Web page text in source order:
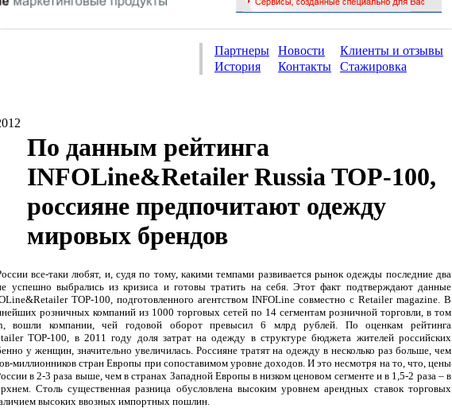
Партнеры Новости
Клиенты и отзывы
История
Контакты Стажировка
По данным рейтинга
INFOLine&Retailer Russia TOP-100,
россияне предпочитают одежду
мировых брендов
все-таки любят, и, судя по тому, какими темпами развивается рынок одежды последние два
успешно выбрались из кризиса и готовы тратить на себя. Этот факт подтверждают данные
TOP-100, подготовленного агентством INFOLine совместно с Retailer magazine. В
розничных компаний из 1000 торговых сетей по 14 сегментам розничной торговли, в том
вошли компании, чей годовой оборот превысил 6 млрд рублей. По оценкам рейтинга
TOP-100, в 2011 году доля затрат на одежду в структуре бюджета жителей российских
у женщин, значительно увеличилась. Россияне тратят на одежду в несколько раз больше, чем
миллионников стран Европы при сопоставимом уровне доходов. И это несмотря на то, что, цены
в 2-3 раза выше, чем в странах Западной Европы в низком ценовом сегменте и в 1,5-2 раза – в
Столь существенная разница обусловлена высоким уровнем арендных ставок торговых
высоких ввозных импортных пошлин.